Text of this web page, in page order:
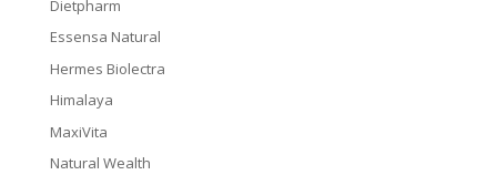
Dietpharm
Essensa Natural
Hermes Biolectra
Himalaya
MaxiVita
Natural Wealth